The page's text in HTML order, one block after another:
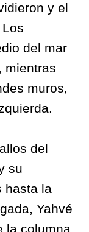
y el
Los
del mar
mientras
muros,
del
su
hasta la
Yahvé
la columna